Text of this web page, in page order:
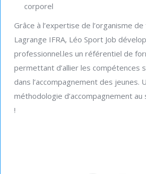
corporel
Grâce à l’expertise de l’organisme
Lagrange IFRA, Léo Sport Job
professionnel.les un référentiel de
permettant d’allier les compétences
dans l’accompagnement des jeunes.
méthodologie d’accompagnement
!